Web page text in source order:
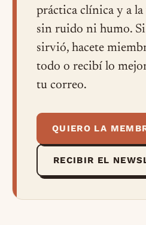
práctica clínica y a
sin ruido ni humo.
sirvió, hacete
todo o recibí lo
tu correo.
QUIERO LA
RECIBIR EL